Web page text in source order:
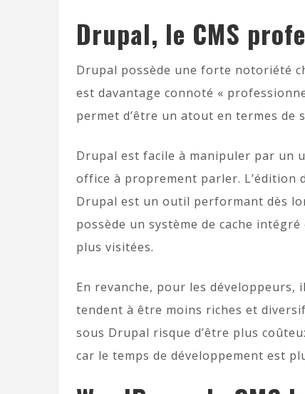
Drupal, le CMS
Drupal possède une forte notoriété
est davantage connoté «
permet d’être un atout en termes de
Drupal est facile à manipuler par un
office à proprement parler.
Drupal est un outil performant dès
possède un système de cache
plus visitées.
En revanche, pour les
tendent à être moins riches et
sous Drupal risque d’être plus
car le temps de développement est